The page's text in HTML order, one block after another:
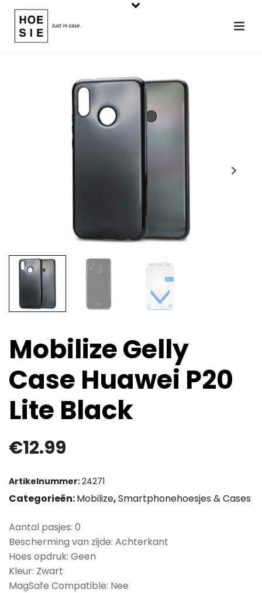
Mobilize Gelly
Case Huawei P20
Lite Black
€12.99
Artikelnummer:24271
Categorieën:Mobilize,Smartphonehoesjes & Cases
Aantal pasjes: 0
Bescherming van zijde: Achterkant
Hoes opdruk: Geen
Kleur: Zwart
MagSafe Compatible: Nee